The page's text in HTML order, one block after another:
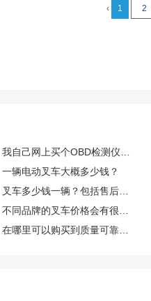
‹ 1 2
一辆电动叉车大概多少钱？